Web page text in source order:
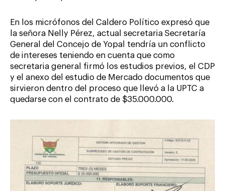
En los micrófonos del Caldero Político expresó que
la señora Nelly Pérez, actual secretaria Secretaría
General del Concejo de Yopal tendría un conflicto
de intereses teniendo en cuenta que como
secretaria general firmó los estudios previos, el CDP
y el anexo del estudio de Mercado documentos que
sirvieron dentro del proceso que llevó a la UPTC a
quedarse con el contrato de $35.000.000.